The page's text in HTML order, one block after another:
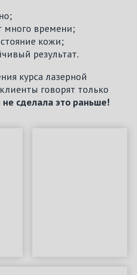
много времени;
кожи;
результат.
курса лазерной
говорят только
не сделала это раньше!